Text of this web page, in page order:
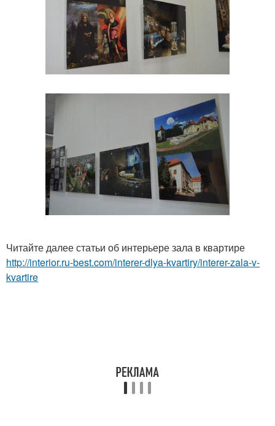
Читайте далее статьи об интерьере зала в квартире
http://interior.ru-best.com/interer-dlya-kvartiry/interer-zala-v-
kvartire